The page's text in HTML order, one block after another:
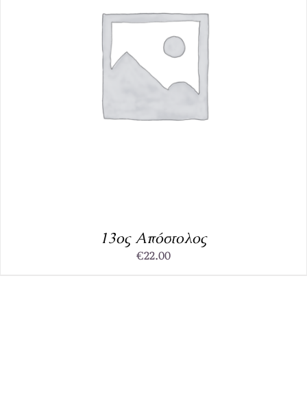
13ος Απόστολος
€22.00